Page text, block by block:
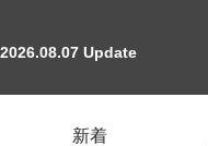
2026.08.07 Update
新着